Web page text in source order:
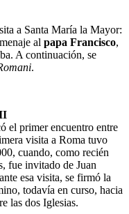
a Santa María la Mayor:
al papa Francisco,
A continuación, se
.
el primer encuentro entre
visita a Roma tuvo
cuando, como recién
fue invitado de Juan
esa visita, se firmó la
todavía en curso, hacia
las dos Iglesias.